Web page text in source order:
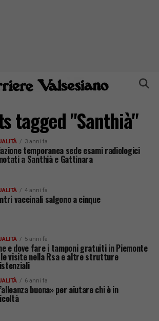
tagged "Santhià"
3 anni fa
temporanea sede esami radiologici
a Santhià e Gattinara
4 anni fa
vaccinali salgono a cinque
5 anni fa
e dove fare i tamponi gratuiti in Piemonte
visite nella Rsa e altre strutture
6 anni fa
buona» per aiutare chi è in